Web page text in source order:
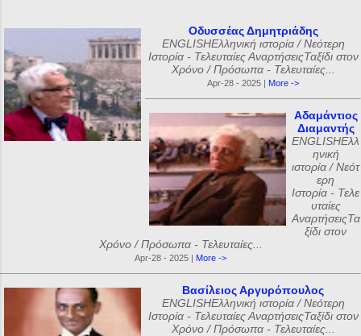
Οδυσσέας Δημητριάδης
ENGLISHΕλληνική ιστορία / Νεότερη
Ιστορία - Τελευταίες ΑναρτήσειςΤαξίδι στον
Χρόνο / Πρόσωπα - Τελευταίες...
Apr-28 - 2025 | More ->
Αδαμάντιος
Διαμαντής
ENGLISHΕλλ
ηνική
ιστορία / Νεότ
ερη
Ιστορία - Τελε
υταίες
ΑναρτήσειςΤα
ξίδι στον
Χρόνο / Πρόσωπα - Τελευταίες...
Apr-28 - 2025 | More ->
Βασίλειος Αργυρόπουλος
ENGLISHΕλληνική ιστορία / Νεότερη
Ιστορία - Τελευταίες ΑναρτήσειςΤαξίδι στον
Χρόνο / Πρόσωπα - Τελευταίες...